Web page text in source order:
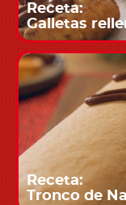
Receta:
Galletas
Receta:
Tronco de